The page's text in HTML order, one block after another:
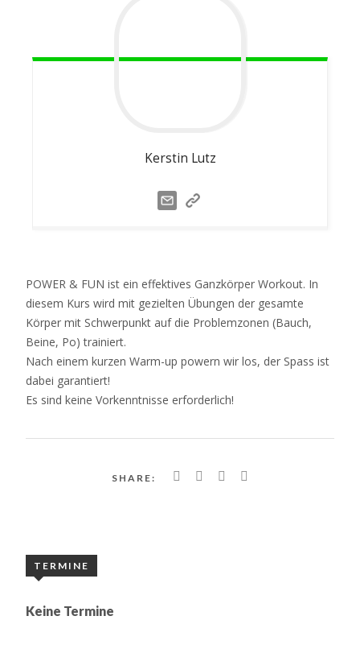
Kerstin Lutz
POWER & FUN ist ein effektives Ganzkörper Workout. In
diesem Kurs wird mit gezielten Übungen der gesamte
Körper mit Schwerpunkt auf die Problemzonen (Bauch,
Beine, Po) trainiert.
Nach einem kurzen Warm-up powern wir los, der Spass ist
dabei garantiert!
Es sind keine Vorkenntnisse erforderlich!
SHARE:
TERMINE
Keine Termine